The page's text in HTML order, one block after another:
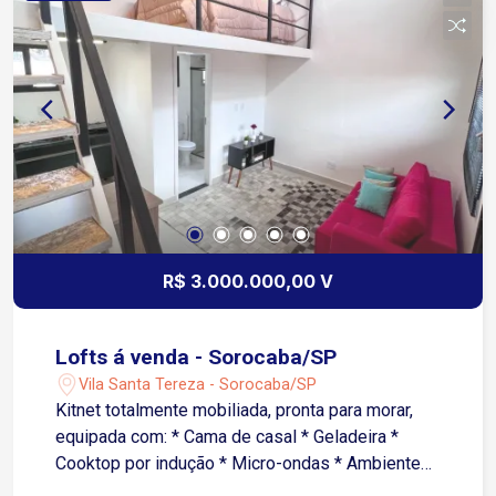
central) Investimento: R$ 1.300.000,00 Renda
mensal: R$ 10.950 Lucro: R$ 9.950/mês (depois
das despesas) ROI: 0,83% ao mês (10% ao ano)
Kitnets mobiliados, conforme fotos.
R$ 3.000.000,00 V
Lofts á venda - Sorocaba/SP
Vila Santa Tereza - Sorocaba/SP
Kitnet totalmente mobiliada, pronta para morar,
equipada com: * Cama de casal * Geladeira *
Cooktop por indução * Micro-ondas * Ambiente